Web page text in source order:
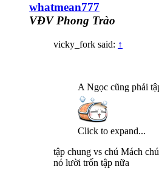
whatmean777
VĐV Phong Trào
vicky_fork said: ↑
A Ngọc cũng phải
Click to expand...
tập chung vs chú Mách
nó lười trốn tập nữa